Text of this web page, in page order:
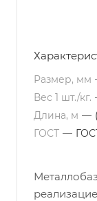
Размер, мм
Вес 1 шт./кг.
Длина, м —
ГОСТ —